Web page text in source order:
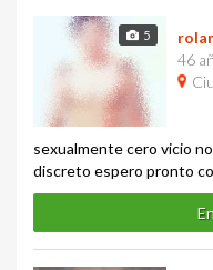
5
46
sexualmente cero vicio
discreto espero pronto